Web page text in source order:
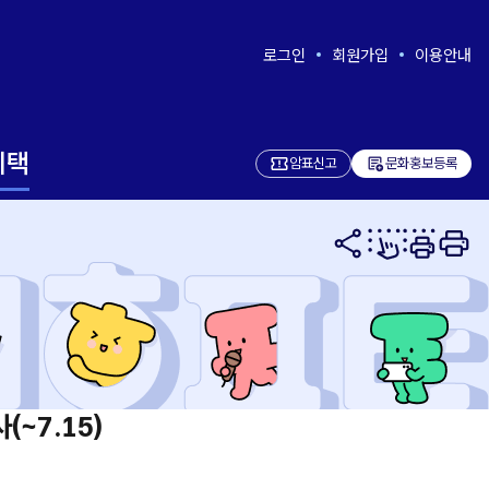
로그인 회원가입 이용안내
암표신고 add_notes문화홍보등록
(~7.15)